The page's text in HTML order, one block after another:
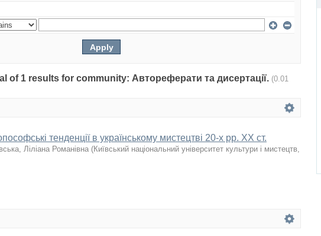
of 1 results for community: Автореферати та дисертації. (0.01
тенденції в українському мистецтві 20-х рр. ХХ ст.
Ліліана Романівна (Київський національний університет культури і мистецтв,